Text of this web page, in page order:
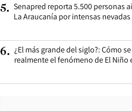
5. Senapred reporta 5.500 personas
La Araucanía por intensas nevadas
6. ¿El más grande del siglo?: Cómo
realmente el fenómeno de El Niño